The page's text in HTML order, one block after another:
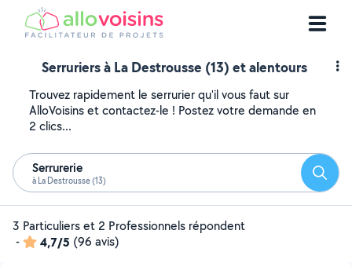
Serruriers à La Destrousse (13) et alentours
Trouvez rapidement le serrurier qu'il vous faut sur
AlloVoisins et contactez-le ! Postez votre demande en
2 clics...
Serrurerie
à La Destrousse (13)
3 Particuliers et 2 Professionnels répondent
-
4,7/5 (96 avis)